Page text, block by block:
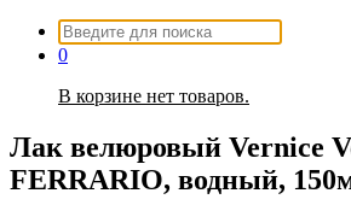
Искать:
0
В корзине нет товаров.
Лак велюровый Vernice
FERRARIO, водный,